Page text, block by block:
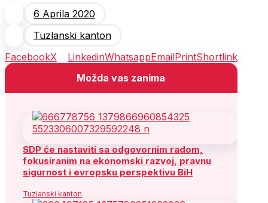
6 Aprila 2020
Tuzlanski kanton
FacebookX LinkedinWhatsappEmailPrintShortlink
Možda vas zanima
SDP će nastaviti sa odgovornim radom,
fokusiranim na ekonomski razvoj, pravnu
sigurnost i evropsku perspektivu BiH
Tuzlanski kanton